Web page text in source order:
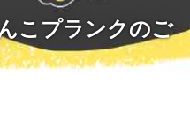
こプランクのご